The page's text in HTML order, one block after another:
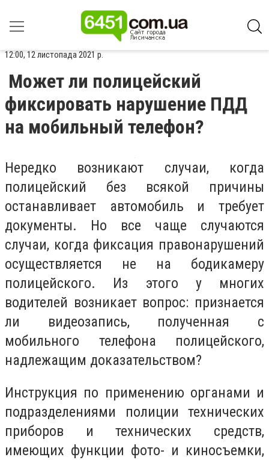
12:00, 12 листопада 2021 р.
Может ли полицейский
фиксировать нарушение ПДД
на мобильный телефон?
Нередко возникают случаи, когда
полицейский без всякой причины
останавливает автомобиль и требует
документы. Но все чаще случаются
случаи, когда фиксация правонарушений
осуществляется не на бодикамеру
полицейского. Из этого у многих
водителей возникает вопрос: признается
ли видеозапись, полученная с
мобильного телефона полицейского,
надлежащим доказательством?
Инструкция по применению органами и
подразделениями полиции технических
приборов и технических средств,
имеющих функции фото- и киносъемки,